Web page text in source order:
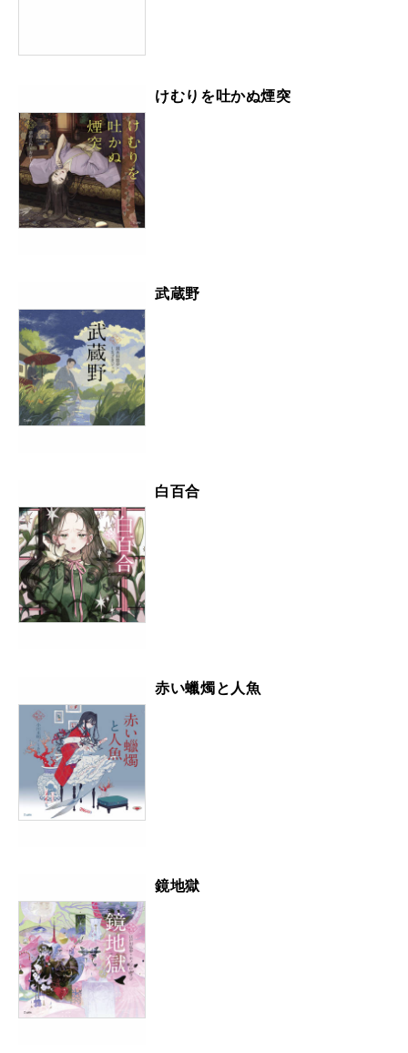
けむりを吐かぬ煙突
武蔵野
白百合
赤い蠟燭と人魚
鏡地獄